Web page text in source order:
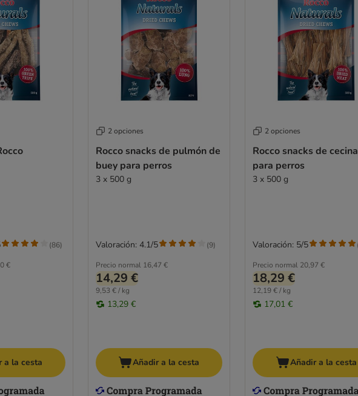
€
(86)
a la cesta
2 opciones
Rocco snacks de pulmón de
buey para perros
3 x 500 g
Precio normal 16,47 €
14,29 €
9,53 € / kg
13,29 €
Valoración: 4.1/5 (9)
Añadir a la cesta
2 opciones
Rocco snacks de cecina
para perros
3 x 500 g
Precio normal 20,97 €
18,29 €
12,19 € / kg
17,01 €
Valoración: 5/5 (
Añadir a la cesta